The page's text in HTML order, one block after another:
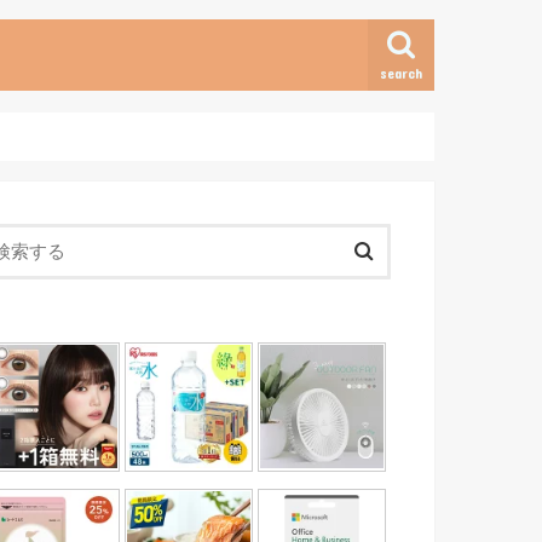
search